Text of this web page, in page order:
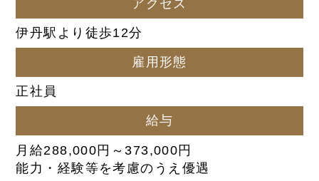
アクセス
伊丹駅より徒歩12分
雇用形態
正社員
給与
月給288,000円～373,000円
能力・経験等を考慮のうえ優遇